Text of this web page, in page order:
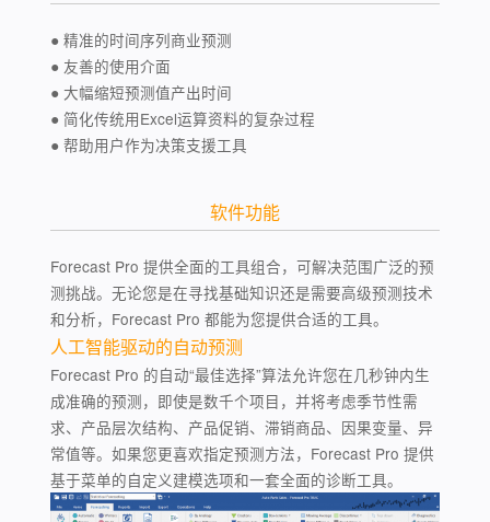
● 精准的时间序列商业预测
● 友善的使用介面
● 大幅缩短预测值产出时间
● 简化传统用Excel运算资料的复杂过程
● 帮助用户作为决策支援工具
软件功能
Forecast Pro 提供全面的工具组合，可解决范围广泛的预
测挑战。无论您是在寻找基础知识还是需要高级预测技术
和分析，Forecast Pro 都能为您提供合适的工具。
人工智能驱动的自动预测
Forecast Pro 的自动“最佳选择”算法允许您在几秒钟内生
成准确的预测，即使是数千个项目，并将考虑季节性需
求、产品层次结构、产品促销、滞销商品、因果变量、异
常值等。如果您更喜欢指定预测方法，Forecast Pro 提供
基于菜单的自定义建模选项和一套全面的诊断工具。